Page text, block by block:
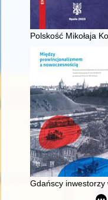
Polskość Mikołaja
Gdańscy inwestorzy